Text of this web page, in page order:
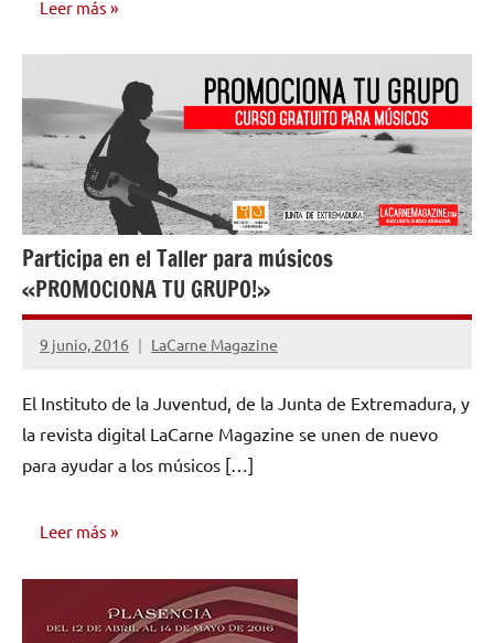
Leer más
Participa en el Taller para músicos
«PROMOCIONA TU GRUPO!»
9 junio, 2016 LaCarne Magazine
1
El Instituto de la Juventud, de la Junta de Extremadura, y
la revista digital LaCarne Magazine se unen de nuevo
para ayudar a los músicos […]
Leer más